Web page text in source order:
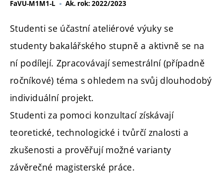
FaVU-M1M1-L Ak. rok: 2022/2023
Studenti se účastní ateliérové výuky se
studenty bakalářského stupně a aktivně se na
ní podílejí. Zpracovávají semestrální (případně
ročníkové) téma s ohledem na svůj dlouhodobý
individuální projekt.
Studenti za pomoci konzultací získávají
teoretické, technologické i tvůrčí znalosti a
zkušenosti a prověřují možné varianty
závěrečné magisterské práce.